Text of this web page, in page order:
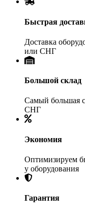
Быстрая
Доставка
или СНГ
Большой склад
Самый большая
СНГ
Экономия
Оптимизируем
у оборудования
Гарантия